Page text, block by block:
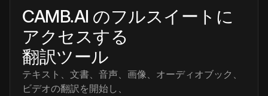
CAMB.AI のフルスイートに
アクセスする
翻訳ツール
テキスト、文書、音声、画像、オーディオブック、
ビデオの翻訳を開始し、